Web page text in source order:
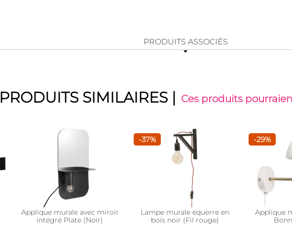
PRODUITS ASSOCIÉS
PRODUITS SIMILAIRES | Ces produits
Applique murale avec miroir
intégré Plate (Noir)
-37%
Lampe murale équerre en
bois noir (Fil rouge)
-29%
Applique